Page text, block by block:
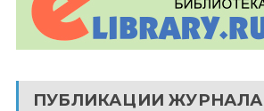
ПУБЛИКАЦИИ ЖУРНАЛА